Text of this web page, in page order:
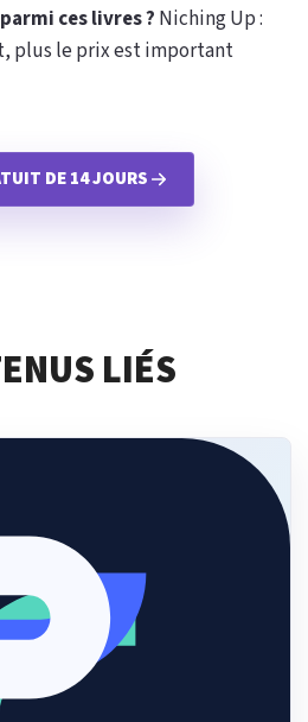
ces livres ? Niching Up :
plus le prix est important
DE 14 JOURS
LIÉS